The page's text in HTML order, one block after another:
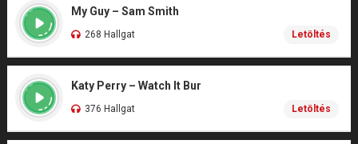
My Guy – Sam Smith
268 Hallgat Letöltés
Katy Perry – Watch It Bur
376 Hallgat Letöltés